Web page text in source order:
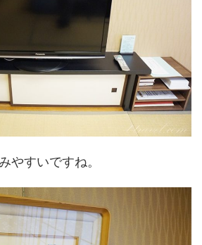
やすいですね。